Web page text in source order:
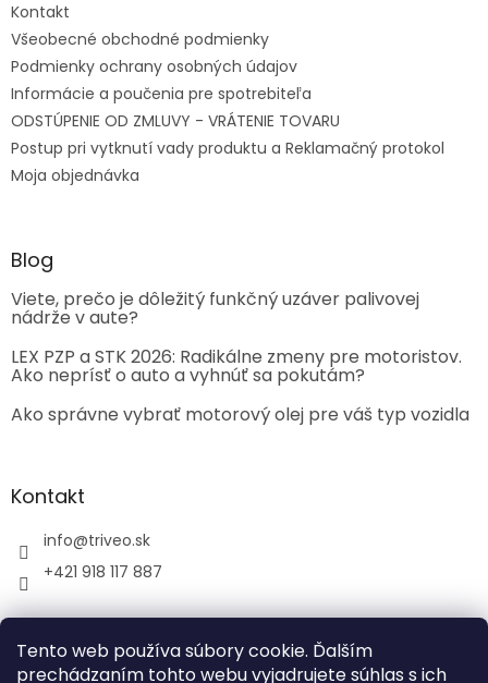
Tento web používa súbory cookie. Ďalším
prechádzaním tohto webu vyjadrujete súhlas s ich
Kontakt
Všeobecné obchodné podmienky
Podmienky ochrany osobných údajov
Informácie a poučenia pre spotrebiteľa
ODSTÚPENIE OD ZMLUVY - VRÁTENIE TOVARU
Postup pri vytknutí vady produktu a Reklamačný protokol
Moja objednávka
Blog
Viete, prečo je dôležitý funkčný uzáver palivovej
nádrže v aute?
LEX PZP a STK 2026: Radikálne zmeny pre motoristov.
Ako neprísť o auto a vyhnúť sa pokutám?
Ako správne vybrať motorový olej pre váš typ vozidla
Kontakt
info@triveo.sk
+421 918 117 887